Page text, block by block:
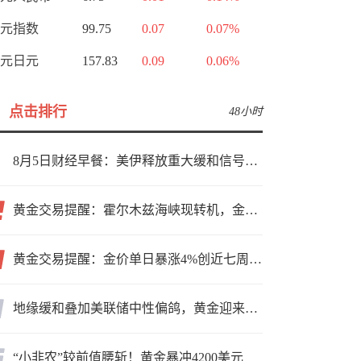
指数 99.75 0.07 0.07%
日元 157.83 0.09 0.06%
点击排行 48小时
8月5日财经早餐：美伊释放重大缓和信号，现货黄金高位持稳，美油重挫超6%
黄金交易提醒：霍尔木兹海峡现转机，金价小幅反弹，能否借就业数据再上新台阶？
黄金交易提醒：金价单日暴涨4%创近七周新高，加息预期降温叠加霍尔木兹“暂停信号”，牛市重启了？
地缘缓和叠加美联储中性偏鸽，黄金迎来上行窗口
“小非农”较前值腰斩！黄金暴冲4200美元